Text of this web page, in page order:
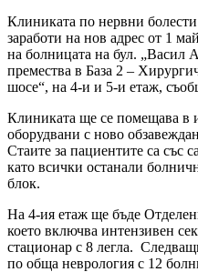
Клиниката по нервни
заработи на нов адрес от 1
на болницата на бул. „Васил
премества в База 2 –
шосе“, на 4-и и 5-и етаж,
Клиниката ще се помещава в
оборудвани с ново
Стаите за пациентите са със
като всички останали
блок.
На 4-ия етаж ще бъде
което включва интензивен
стационар с 8 легла.
по обща неврология с 12